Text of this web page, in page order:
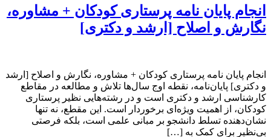
انجام پایان نامه پرستاری کودکان + مشاوره،
نگارش و اصلاح [ارشد و دکتری]
انجام پایان نامه پرستاری کودکان + مشاوره، نگارش و اصلاح [ارشد
و دکتری] پایان‌نامه، نقطه اوج سال‌ها تلاش و مطالعه در مقاطع
کارشناسی ارشد و دکتری است و در رشته‌هایی نظیر پرستاری
کودکان، از اهمیت ویژه‌ای برخوردار است. این مقطع، نه تنها
نشان‌دهنده تسلط دانشجو بر مبانی علمی است، بلکه فرصتی
بی‌نظیر برای کمک به […]